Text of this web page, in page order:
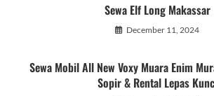
Sewa Elf Long Makassar
December 11, 2024
Sewa Mobil All New Voxy Muara Enim
Sopir & Rental Lepas